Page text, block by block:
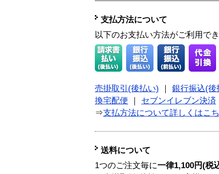
支払方法について
以下のお支払い方法がご利用で
売掛取引(後払い)
銀行振込(後
換宅配便
セブンイレブン決済
⇒支払方法について詳しくはこ
送料について
1つのご注文毎に一律1,100円(税